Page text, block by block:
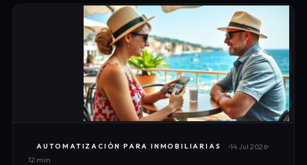
AUTOMATIZACIÓN PARA INMOBILIARIAS
14 Jul 2026
12 min